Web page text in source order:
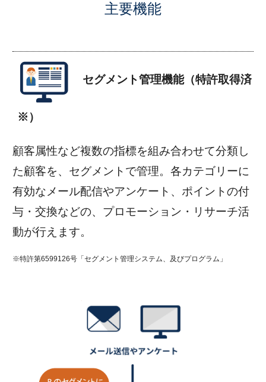
主要機能
セグメント管理機能（特許取得済
※）
顧客属性など複数の指標を組み合わせて分類し
た顧客を、セグメントで管理。各カテゴリーに
有効なメール配信やアンケート、ポイントの付
与・交換などの、プロモーション・リサーチ活
動が行えます。
※特許第6599126号「セグメント管理システム、及びプログラム」